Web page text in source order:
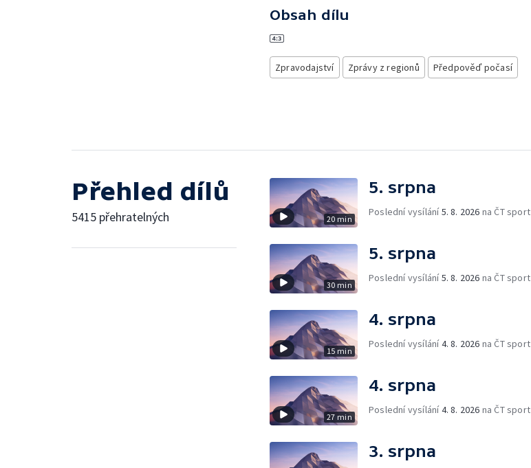
Obsah dílu
Zpravodajství Zprávy z regionů Předpověď počasí
Přehled dílů
5415 přehratelných 20 min
5. srpna
Poslední vysílání5. 8. 2026 na ČT sport
30 min
5. srpna
Poslední vysílání5. 8. 2026 na ČT sport
15 min
4. srpna
Poslední vysílání4. 8. 2026 na ČT sport
27 min
4. srpna
Poslední vysílání4. 8. 2026 na ČT sport
3. srpna